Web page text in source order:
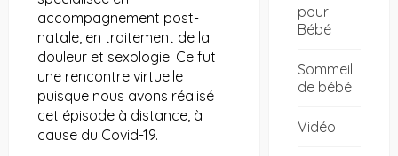
accompagnement post-
natale, en traitement de la
douleur et sexologie. Ce fut
une rencontre virtuelle
puisque nous avons réalisé
cet épisode à distance, à
cause du Covid-19.
pour
Bébé
Sommeil
de bébé
Vidéo